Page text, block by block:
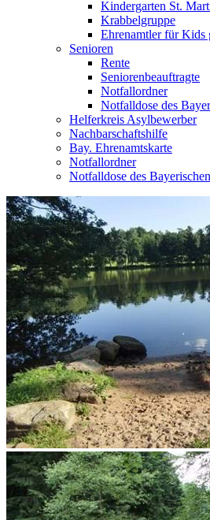
Kindergarten St.
Krabbelgruppe
Ehrenamtler für Kids
Senioren
Rente
Seniorenbeauftragte
Notfallordner
Notfalldose des
Helferkreis Asylbewerber
Nachbarschaftshilfe
Bay. Ehrenamtskarte
Notfallordner
Notfalldose des